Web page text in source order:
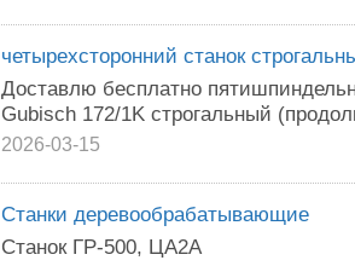
четырехсторонний станок
Доставлю бесплатно
Gubisch 172/1K строгальный
2026-03-15
Станки деревообрабатывающие
Станок ГР-500, ЦА2А